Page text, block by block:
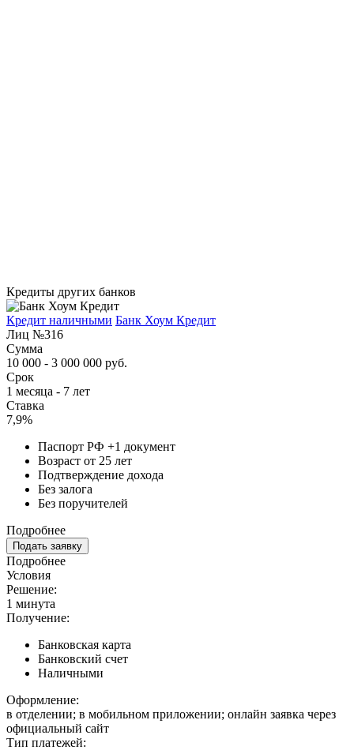
Кредиты других банков
Кредит наличными Банк Хоум Кредит
Лиц №316
Сумма
10 000 - 3 000 000 руб.
Срок
1 месяца - 7 лет
Ставка
7,9%
Паспорт РФ +1 документ
Возраст от 25 лет
Подтверждение дохода
Без залога
Без поручителей
Подробнее
Подать заявку
Подробнее
Условия
Решение:
1 минута
Получение:
Банковская карта
Банковский счет
Наличными
Оформление:
в отделении; в мобильном приложении; онлайн заявка через
официальный сайт
Тип платежей: